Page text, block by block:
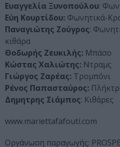
Ευαγγελία Ξυνοπούλου:
Εύη Κουρτίδου: Φωνητικά-
Παναγιώτης Ζούγρος:
κιθάρα
Θοδωρής Ζευκιλής: Μπάσο
Κώστας Χαλιώτης: Ντραμς
Γιώργος Ζαρέας: Τρομπόνι
Ρένος Παπασταύρος:
Δημητρης Σιάμπος: Κιθάρες
www.mariettafafouti.com
Οργάνωση παραγωγής: